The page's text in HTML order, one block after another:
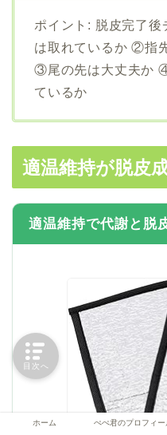
ポイント: 脱皮完了
は取れているか ②指
③尾の先は大丈夫か
ているか
適温維持が脱皮
適温維持で代謝と脱
ホーム ぺぺ君のプロフィー
目次へ